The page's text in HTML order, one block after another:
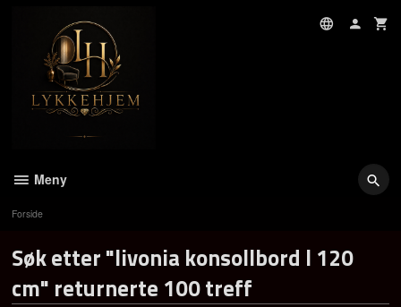
Meny
Forside
Søk etter "livonia konsollbord l 120
cm" returnerte 100 treff